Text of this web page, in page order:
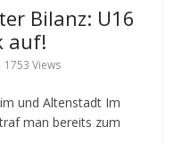
Bilanz: U16
auf!
1753 Views
und Altenstadt Im
man bereits zum